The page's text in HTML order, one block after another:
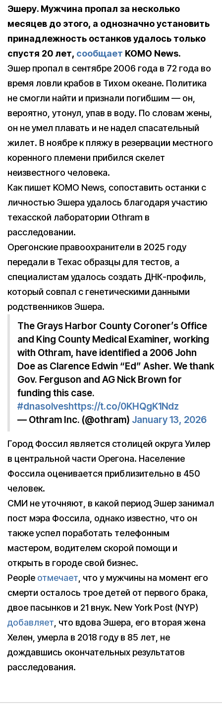
Эшеру. Мужчина пропал за несколько
месяцев до этого, а однозначно установить
принадлежность останков удалось только
спустя 20 лет, сообщает KOMO News.
Эшер пропал в сентябре 2006 года в 72 года во
время ловли крабов в Тихом океане. Политика
не смогли найти и признали погибшим — он,
вероятно, утонул, упав в воду. По словам жены,
он не умел плавать и не надел спасательный
жилет. В ноябре к пляжу в резервации местного
коренного племени прибился скелет
неизвестного человека.
Как пишет KOMO News, сопоставить останки с
личностью Эшера удалось благодаря участию
техасской лаборатории Othram в
расследовании.
Орегонские правоохранители в 2025 году
передали в Техас образцы для тестов, а
специалистам удалось создать ДНК-профиль,
который совпал с генетическими данными
родственников Эшера.
The Grays Harbor County Coroner’s Office
and King County Medical Examiner, working
with Othram, have identified a 2006 John
Doe as Clarence Edwin “Ed” Asher. We thank
Gov. Ferguson and AG Nick Brown for
funding this case.
#dnasolveshttps://t.co/0KHQgK1Ndz
— Othram Inc. (@othram) January 13, 2026
Город Фоссил является столицей округа Уилер
в центральной части Орегона. Население
Фоссила оценивается приблизительно в 450
человек.
CМИ не уточняют, в какой период Эшер занимал
пост мэра Фоссила, однако известно, что он
также успел поработать телефонным
мастером, водителем скорой помощи и
открыть в городе свой бизнес.
People отмечает, что у мужчины на момент его
смерти осталось трое детей от первого брака,
двое пасынков и 21 внук. New York Post (NYP)
добавляет, что вдова Эшера, его вторая жена
Хелен, умерла в 2018 году в 85 лет, не
дождавшись окончательных результатов
расследования.